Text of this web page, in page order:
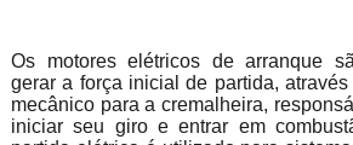
Os motores elétricos de arranque
gerar a força inicial de partida,
mecânico para a cremalheira,
iniciar seu giro e entrar em